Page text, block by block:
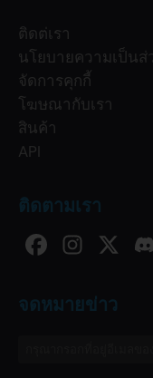
ติดต่เรา
นโยบายความเป็นส่
จัดการคุกกี้
โฆษณากับเรา
สินค้า
API
ติดตามเรา
จดหมายข่าว